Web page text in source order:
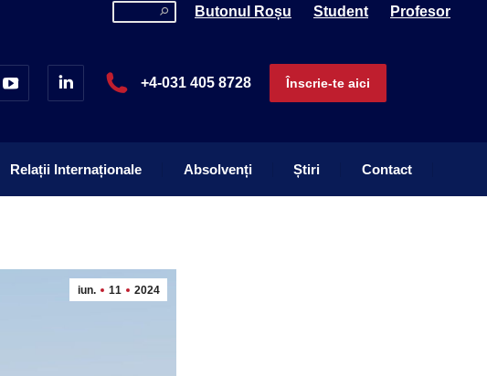
Search: Butonul Roșu Student Profesor
+4-031 405 8728 Înscrie-te aici
Relații Internaționale Absolvenți Știri Contact
iun. 11 2024
Relații Internaționale